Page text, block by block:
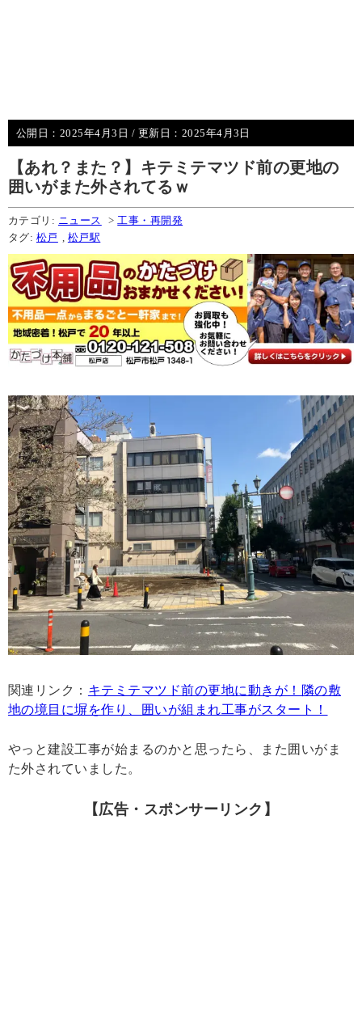
公開日： 2025年4月3日 / 更新日： 2025年4月3日
【あれ？また？】キテミテマツド前の更地の
囲いがまた外されてるｗ
カテゴリ: ニュース > 工事・再開発
タグ: 松戸 松戸駅
関連リンク： キテミテマツド前の更地に動きが！隣の敷
地の境目に塀を作り、囲いが組まれ工事がスタート！
やっと建設工事が始まるのかと思ったら、また囲いがま
た外されていました。
【広告・スポンサーリンク】